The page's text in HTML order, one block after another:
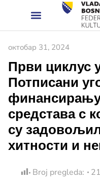
октобар 31, 2024
Први циклус
Потписани
средстава с
су
хитности и
Broj pregleda: 21